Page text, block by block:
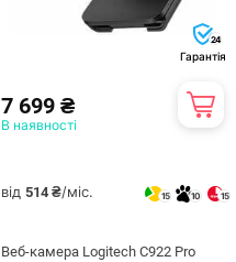
24
Гарантія
7 699 ₴
В наявності
від 514 ₴/міс. 15 10 15
Веб-камера Logitech C922 Pro